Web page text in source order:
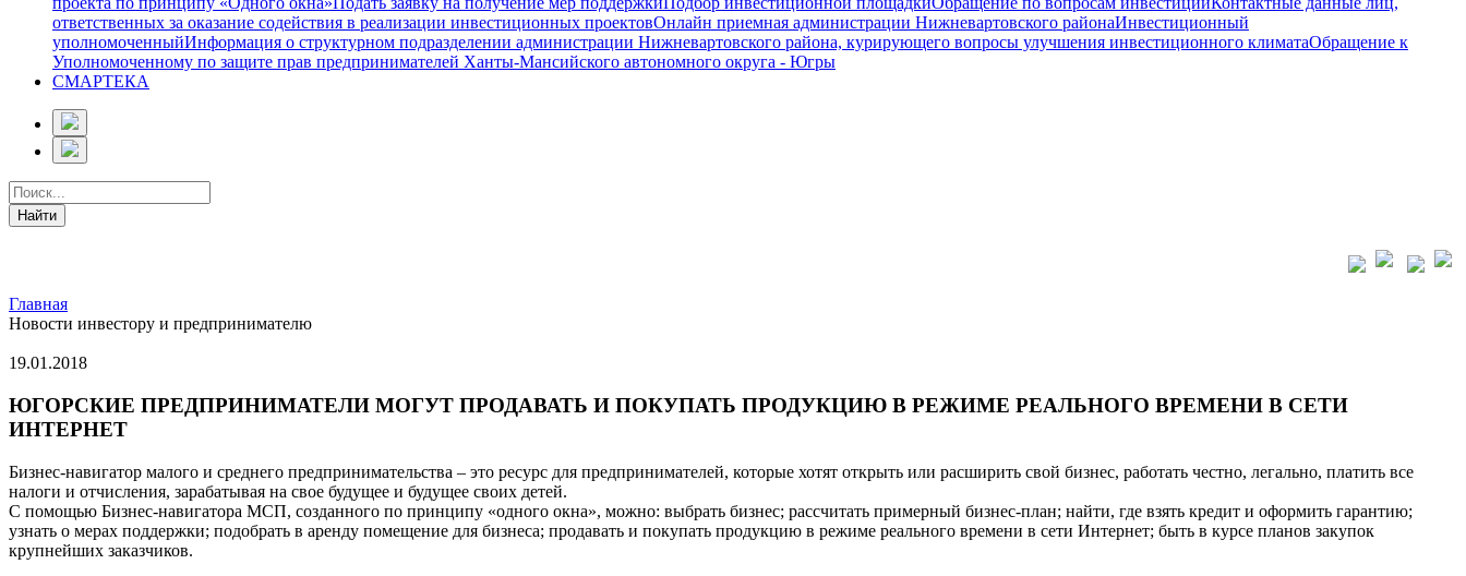
ответственных за оказание содействия в реализации инвестиционных проектовОнлайн приемная администрации Нижневартовского районаИнвестиционный
уполномоченныйИнформация о структурном подразделении администрации Нижневартовского района, курирующего вопросы улучшения инвестиционного климатаОбращение к
Уполномоченному по защите прав предпринимателей Ханты-Мансийского автономного округа - Югры
СМАРТЕКА
Главная
Новости инвестору и предпринимателю
19.01.2018
ЮГОРСКИЕ ПРЕДПРИНИМАТЕЛИ МОГУТ ПРОДАВАТЬ И ПОКУПАТЬ ПРОДУКЦИЮ В РЕЖИМЕ РЕАЛЬНОГО ВРЕМЕНИ В СЕТИ
ИНТЕРНЕТ
Бизнес-навигатор малого и среднего предпринимательства – это ресурс для предпринимателей, которые хотят открыть или расширить свой бизнес, работать честно, легально, платить все
налоги и отчисления, зарабатывая на свое будущее и будущее своих детей.
С помощью Бизнес-навигатора МСП, созданного по принципу «одного окна», можно: выбрать бизнес; рассчитать примерный бизнес-план; найти, где взять кредит и оформить гарантию;
узнать о мерах поддержки; подобрать в аренду помещение для бизнеса; продавать и покупать продукцию в режиме реального времени в сети Интернет; быть в курсе планов закупок
крупнейших заказчиков.